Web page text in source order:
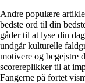
Andre populære
bedste ord til din
gåder til at lyse din
undgår kulturelle
motivere og begejstre
scorereplikker til at
Fangerne på fortet